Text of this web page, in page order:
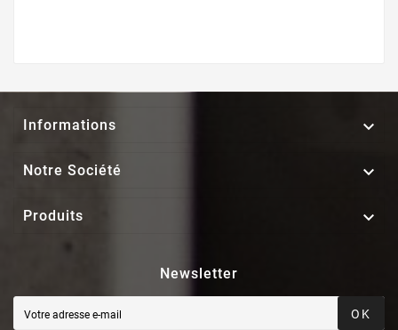
Informations 
Notre Société 
Produits 
Newsletter
OK